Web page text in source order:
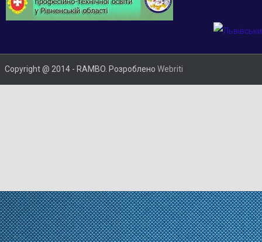
Copyright @ 2014 - RAMBO. Розроблено Webriti